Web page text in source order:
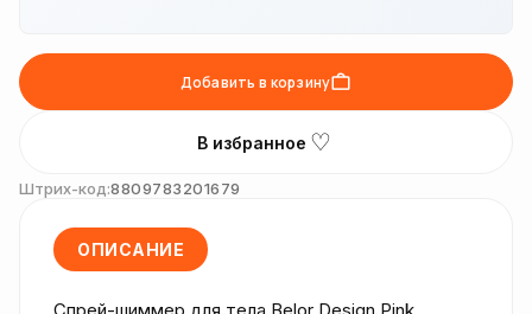
Добавить в корзину
В избранное ♡
Штрих-код:8809783201679
ОПИСАНИЕ